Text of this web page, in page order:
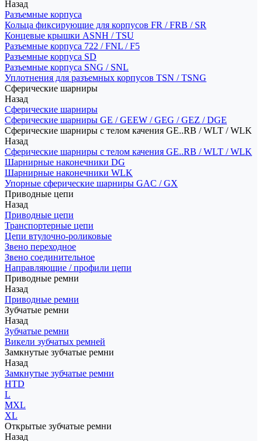
Назад
Разъемные корпуса
Кольца фиксирующие для корпусов FR / FRB / SR
Концевые крышки ASNH / TSU
Разъемные корпуса 722 / FNL / F5
Разъемные корпуса SD
Разъемные корпуса SNG / SNL
Уплотнения для разъемных корпусов TSN / TSNG
Сферические шарниры
Назад
Сферические шарниры
Сферические шарниры GE / GEEW / GEG / GEZ / DGE
Сферические шарниры с телом качения GE..RB / WLT / WLK
Назад
Сферические шарниры с телом качения GE..RB / WLT / WLK
Шарнирные наконечники DG
Шарнирные наконечники WLK
Упорные сферические шарниры GAC / GX
Приводные цепи
Назад
Приводные цепи
Транспортерные цепи
Цепи втулочно-роликовые
Звено переходное
Звено соединительное
Направляющие / профили цепи
Приводные ремни
Назад
Приводные ремни
Зубчатые ремни
Назад
Зубчатые ремни
Викели зубчатых ремней
Замкнутые зубчатые ремни
Назад
Замкнутые зубчатые ремни
HTD
L
MXL
XL
Открытые зубчатые ремни
Назад